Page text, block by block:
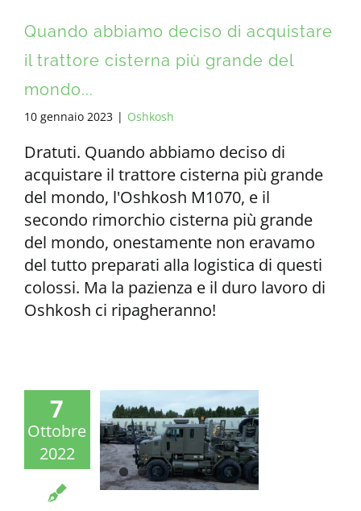
Quando abbiamo deciso di acquistare
il trattore cisterna più grande del
mondo...
10 gennaio 2023 | Oshkosh
Dratuti. Quando abbiamo deciso di
acquistare il trattore cisterna più grande
del mondo, l'Oshkosh M1070, e il
secondo rimorchio cisterna più grande
del mondo, onestamente non eravamo
del tutto preparati alla logistica di questi
colossi. Ma la pazienza e il duro lavoro di
Oshkosh ci ripagheranno!
7
Ottobre
2022